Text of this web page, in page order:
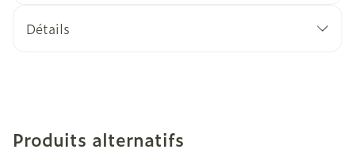
Détails
Produits alternatifs